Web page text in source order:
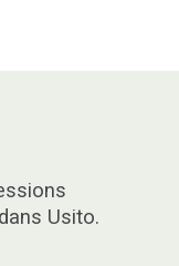
dans Usito.